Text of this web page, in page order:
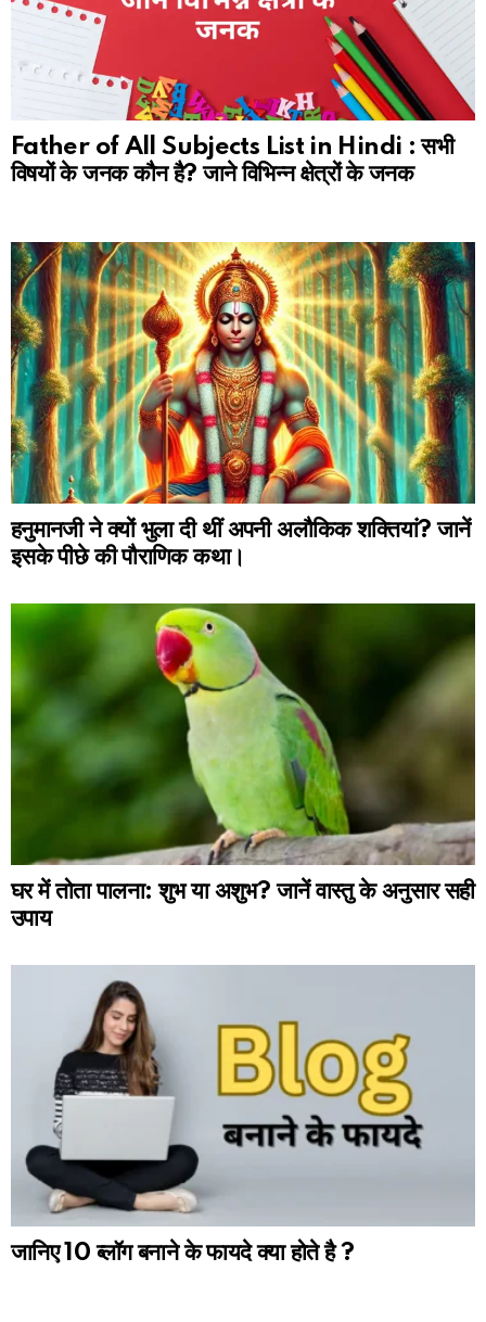
Father of All Subjects List in Hindi : सभी
विषयों के जनक कौन है? जाने विभिन्न क्षेत्रों के जनक
हनुमानजी ने क्यों भुला दी थीं अपनी अलौकिक शक्तियां? जानें
इसके पीछे की पौराणिक कथा।
घर में तोता पालना: शुभ या अशुभ? जानें वास्तु के अनुसार सही
उपाय
जानिए 10 ब्लॉग बनाने के फायदे क्या होते है ?